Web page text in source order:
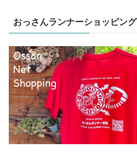
おっさんランナーショッピング